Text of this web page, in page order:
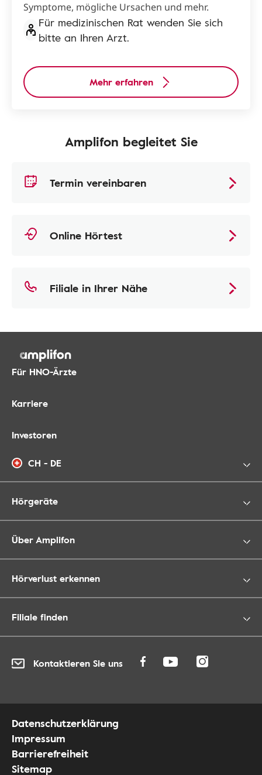
Symptome, mögliche Ursachen und mehr.
Für medizinischen Rat wenden Sie sich
bitte an Ihren Arzt.
Mehr erfahren
Amplifon begleitet Sie
Termin vereinbaren
Online Hörtest
Filiale in Ihrer Nähe
Für HNO-Ärzte
Karriere
Investoren
CH - DE
Hörgeräte
Über Amplifon
Hörverlust erkennen
Filiale finden
Kontaktieren Sie uns
Datenschutzerklärung
Impressum
Barrierefreiheit
Sitemap